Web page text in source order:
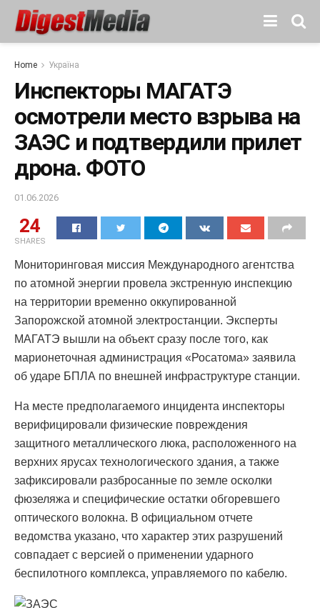
Home Україна
Инспекторы МАГАТЭ
осмотрели место взрыва на
ЗАЭС и подтвердили прилет
дрона. ФОТО
01.06.2026
24
SHARES
Мониторинговая миссия Международного агентства
по атомной энергии провела экстренную инспекцию
на территории временно оккупированной
Запорожской атомной электростанции. Эксперты
МАГАТЭ вышли на объект сразу после того, как
марионеточная администрация «Росатома» заявила
об ударе БПЛА по внешней инфраструктуре станции.
На месте предполагаемого инцидента инспекторы
верифицировали физические повреждения
защитного металлического люка, расположенного на
верхних ярусах технологического здания, а также
зафиксировали разбросанные по земле осколки
фюзеляжа и специфические остатки обгоревшего
оптического волокна. В официальном отчете
ведомства указано, что характер этих разрушений
совпадает с версией о применении ударного
беспилотного комплекса, управляемого по кабелю.